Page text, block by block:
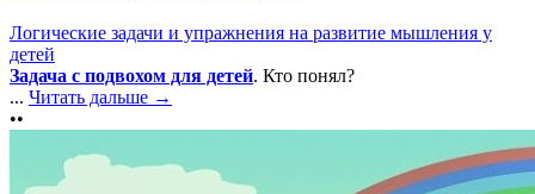
Логические задачи и упражнения на развитие мышления у
детей
Задача с подвохом для детей. Кто понял?
... Читать дальше →
••